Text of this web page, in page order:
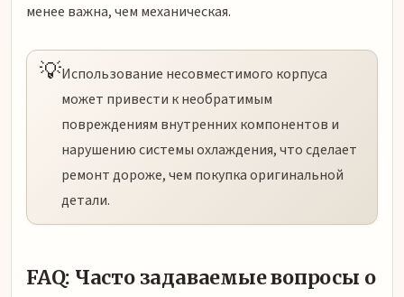
менее важна, чем механическая.
💡Использование несовместимого корпуса
может привести к необратимым
повреждениям внутренних компонентов и
нарушению системы охлаждения, что сделает
ремонт дороже, чем покупка оригинальной
детали.
FAQ: Часто задаваемые вопросы о